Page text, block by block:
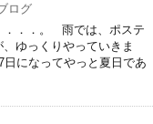
ログ
．．．。 雨では、ポステ
ゆっくりやっていきま
になってやっと夏日であ